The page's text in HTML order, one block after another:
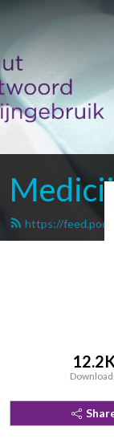
https://